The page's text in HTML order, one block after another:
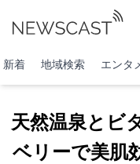
新着 地域検索 エンタ
天然温泉とビ
ベリーで美肌